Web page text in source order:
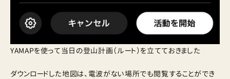
YAMAPを使って当日の登山計画（ルート）を立てておきました
ダウンロードした地図は、電波がない場所でも閲覧することができ